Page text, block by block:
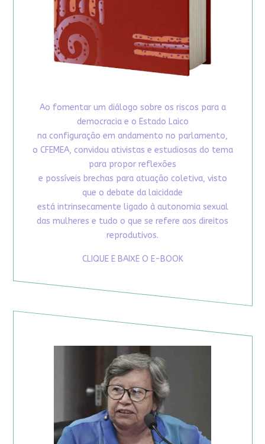
Ao fomentar um diálogo sobre os riscos para a
democracia e o Estado Laico
na configuração em andamento no parlamento,
o CFEMEA, convidou ativistas e estudiosas do tema
para propor reflexões
e possíveis brechas para atuação coletiva, visto
que o debate da laicidade
está intrinsecamente ligado à autonomia sexual
das mulheres e tudo o que se refere aos direitos
reprodutivos.
CLIQUE E BAIXE O E-BOOK